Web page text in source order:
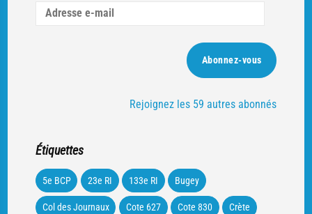
Adresse
Abonnez-vous
Rejoignez les 59 autres abonnés
Étiquettes
5e BCP 23e RI 133e RI Bugey
Col des Journaux Cote 627 Cote 830 Crète